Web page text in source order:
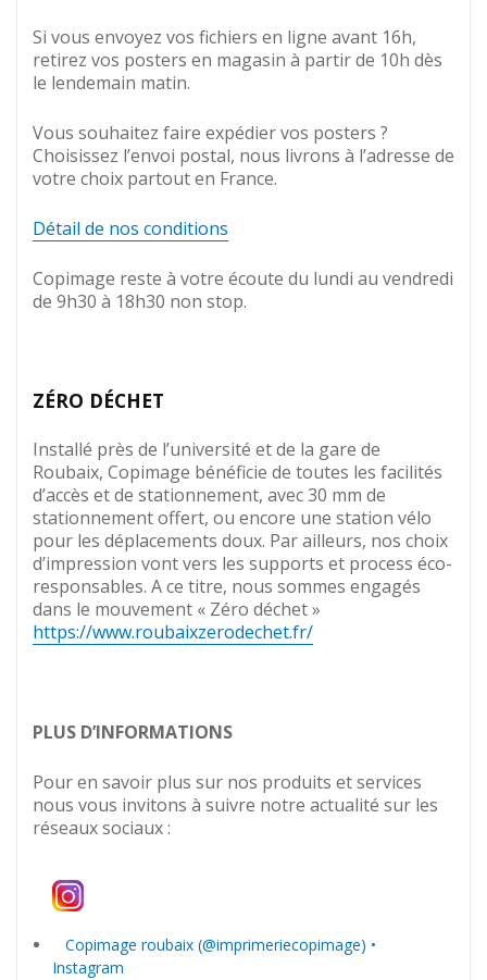
Si vous envoyez vos fichiers en ligne avant 16h,
retirez vos posters en magasin à partir de 10h dès
le lendemain matin.
Vous souhaitez faire expédier vos posters ?
Choisissez l’envoi postal, nous livrons à l’adresse de
votre choix partout en France.
Détail de nos conditions
Copimage reste à votre écoute du lundi au vendredi
de 9h30 à 18h30 non stop.
ZÉRO DÉCHET
Installé près de l’université et de la gare de
Roubaix, Copimage bénéficie de toutes les facilités
d’accès et de stationnement, avec 30 mm de
stationnement offert, ou encore une station vélo
pour les déplacements doux. Par ailleurs, nos choix
d’impression vont vers les supports et process éco-
responsables. A ce titre, nous sommes engagés
dans le mouvement « Zéro déchet »
https://www.roubaixzerodechet.fr/
PLUS D’INFORMATIONS
Pour en savoir plus sur nos produits et services
nous vous invitons à suivre notre actualité sur les
réseaux sociaux :
Copimage roubaix (@imprimeriecopimage) •
Instagram